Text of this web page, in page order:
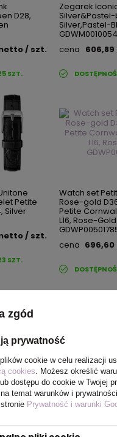
D28,
/ szt.
SZT.
Zegarek
Silver&Pastel-
Silver,Pastel-
cena 606,89
Petite
Silver
/ szt.
SZT.
Watch set
Rose-gold
Petite
L16, Rose-Gold
cena 696,60
D36 +
D28,
Damska
Black S, BLACK
zgód
prywatność
cookie w celu realizacji
cookies . Możesz określić
dostępu do cookie w Twojej
temat warunków i
Prywatność i warunki